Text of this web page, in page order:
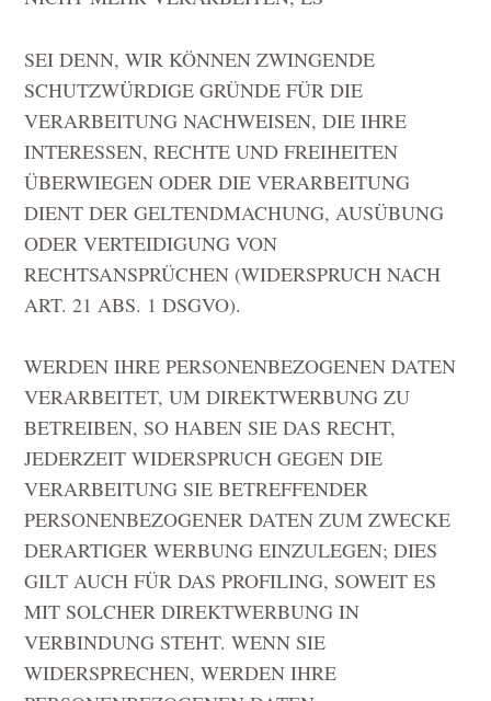
SEI DENN, WIR KÖNNEN ZWINGENDE
SCHUTZWÜRDIGE GRÜNDE FÜR DIE
VERARBEITUNG NACHWEISEN, DIE IHRE
INTERESSEN, RECHTE UND FREIHEITEN
ÜBERWIEGEN ODER DIE VERARBEITUNG
DIENT DER GELTENDMACHUNG, AUSÜBUNG
ODER VERTEIDIGUNG VON
RECHTSANSPRÜCHEN (WIDERSPRUCH NACH
ART. 21 ABS. 1 DSGVO).
WERDEN IHRE PERSONENBEZOGENEN DATEN
VERARBEITET, UM DIREKTWERBUNG ZU
BETREIBEN, SO HABEN SIE DAS RECHT,
JEDERZEIT WIDERSPRUCH GEGEN DIE
VERARBEITUNG SIE BETREFFENDER
PERSONENBEZOGENER DATEN ZUM ZWECKE
DERARTIGER WERBUNG EINZULEGEN; DIES
GILT AUCH FÜR DAS PROFILING, SOWEIT ES
MIT SOLCHER DIREKTWERBUNG IN
VERBINDUNG STEHT. WENN SIE
WIDERSPRECHEN, WERDEN IHRE